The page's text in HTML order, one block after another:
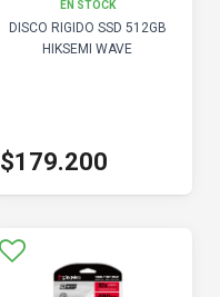
EN STOCK
DISCO RIGIDO SSD 512GB
HIKSEMI WAVE
$179.200